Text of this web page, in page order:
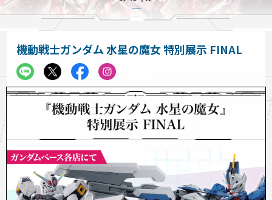
機動戦士ガンダム 水星の魔女 特別展示 FINAL